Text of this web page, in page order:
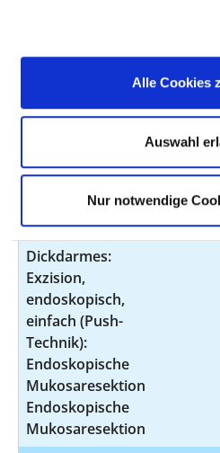
Alle Cookies
Auswahl
Nur notwendige
Thermokoagulation
Thermokoagulation
Lokale Exzision und
Destruktion von
Dickdarmes:
Exzision,
endoskopisch,
einfach (Push-
Technik):
Endoskopische
Mukosaresektion
Endoskopische
Mukosaresektion
4